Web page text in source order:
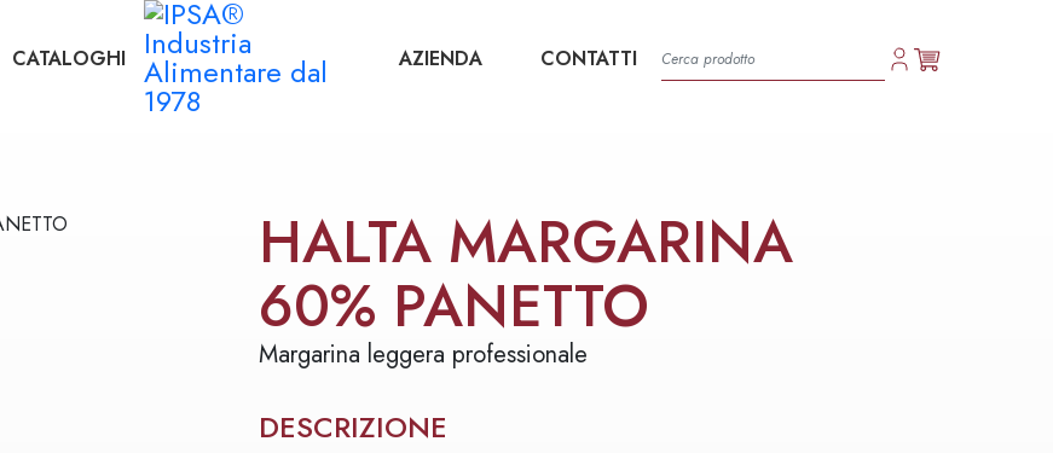
CATALOGHI AZIENDA CONTATTI
HALTA MARGARINA
60% PANETTO
Margarina leggera professionale
DESCRIZIONE